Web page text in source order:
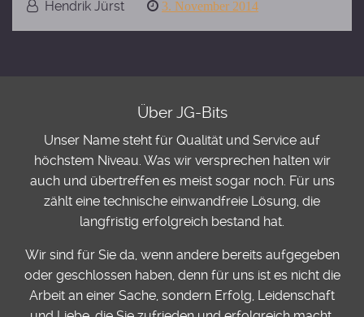
Hendrik Jürst
Posted
3. November 2014
Über JG-Bits
Unser Name steht für Qualität und Service auf
höchstem Niveau. Was wir versprechen halten wir
auch und übertreffen es meist sogar noch. Für uns
zählt eine technische einwandfreie Lösung, die
langfristig erfolgreich bestand hat.
Wir sind für Sie da, wenn andere bereits aufgegeben
oder geschlossen haben, denn für uns ist es nicht die
Arbeit an einer Sache, sondern Erfolg, Leidenschaft